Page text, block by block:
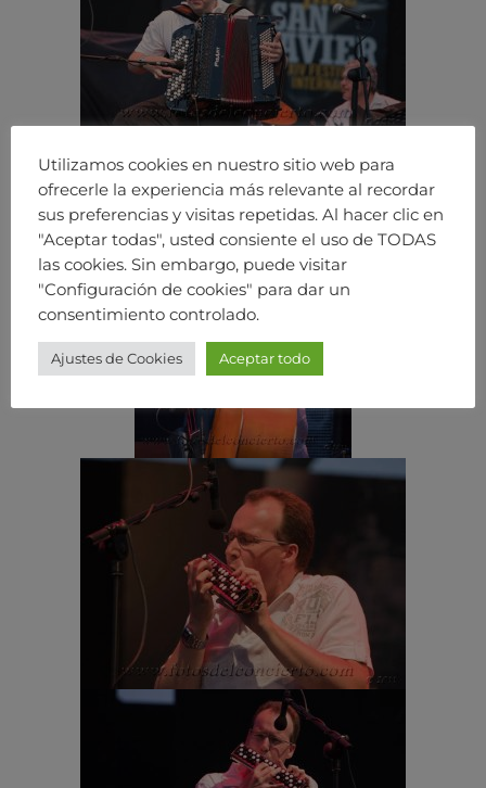
Utilizamos cookies en nuestro sitio web para
ofrecerle la experiencia más relevante al recordar
sus preferencias y visitas repetidas. Al hacer clic en
"Aceptar todas", usted consiente el uso de TODAS
las cookies. Sin embargo, puede visitar
"Configuración de cookies" para dar un
consentimiento controlado.
Ajustes de Cookies Aceptar todo